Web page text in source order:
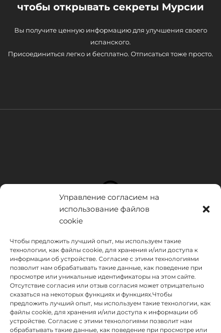
Управление согласием на
использование файлов
cookie
Чтобы предложить лучший опыт, мы используем такие
технологии, как файлы cookie, для хранения и/или доступа к
информации об устройстве. Согласие с этими технологиями
позволит нам обрабатывать такие данные, как поведение при
просмотре или уникальные идентификаторы на этом сайте.
Отсутствие согласия или отзыв согласия может отрицательно
сказаться на некоторых функциях и функциях.Чтобы
предложить лучший опыт, мы используем такие технологии, как
файлы cookie, для хранения и/или доступа к информации об
устройстве. Согласие с этими технологиями позволит нам
обрабатывать такие данные, как поведение при просмотре или
чтобы открывать секреты Мурсии
Вы получите ценную информацию для улучшения своего
испанского.
Присоединиться легко и бесплатно. Отписаться тоже просто.
INSTITUTO HISPANICO DE MURCIA, SOCIEDAD LIMITADA был
бенефициаром Европейского фонда регионального развития,
целью которого является развитие использования и качества